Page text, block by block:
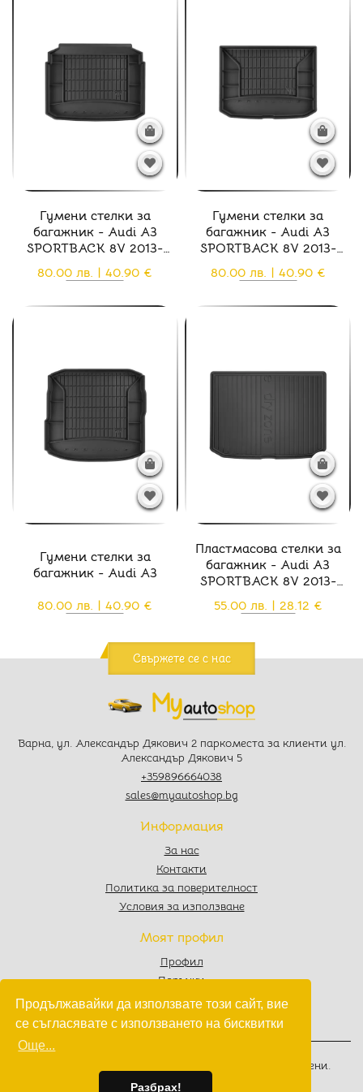
Продължавайки да използвате този сайт, вие
се съгласявате с използването на бисквитки
Още...
Разбрах!
Гумени стелки за
багажник - Audi A3
SPORTBACK 8V 2013-
2020
80.00 лв. | 40.90 €
Гумени стелки за
багажник - Audi A3
SPORTBACK 8V 2013-
2020
80.00 лв. | 40.90 €
Гумени стелки за
багажник - Audi A3
80.00 лв. | 40.90 €
Пластмасова стелки за
багажник - Audi A3
SPORTBACK 8V 2013-
2020
55.00 лв. | 28.12 €
Свържете се с нас
Варна, ул. Александър Дякович 2 паркоместа за клиенти ул.
Александър Дякович 5
+359896664038
sales@myautoshop.bg
Информация
За нас
Контакти
Политика за поверителност
Условия за използване
Моят профил
Профил
Поръчки
Любими
. Всички права запазени.